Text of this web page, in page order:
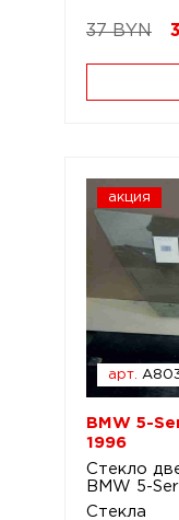
37 BYN
акция
арт.
BMW 5-
1996
Стекло
BMW 5-
Стекла